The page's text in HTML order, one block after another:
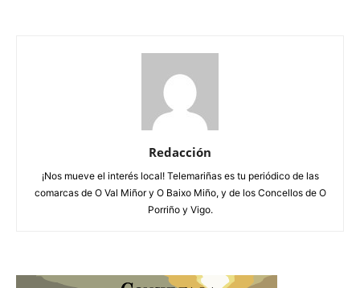
Redacción
¡Nos mueve el interés local! Telemariñas es tu periódico de las
comarcas de O Val Miñor y O Baixo Miño, y de los Concellos de O
Porriño y Vigo.